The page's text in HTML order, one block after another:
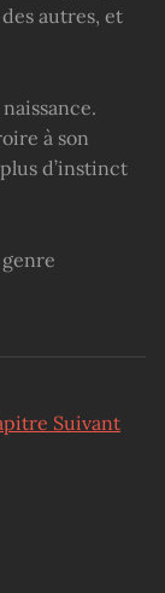
autres, et
à son
d’instinct
Suivant